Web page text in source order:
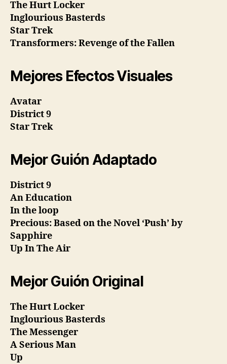
The Hurt Locker
Inglourious Basterds
Star Trek
Transformers: Revenge of the Fallen
Mejores Efectos Visuales
Avatar
District 9
Star Trek
Mejor Guión Adaptado
District 9
An Education
In the loop
Precious: Based on the Novel ‘Push’ by
Sapphire
Up In The Air
Mejor Guión Original
The Hurt Locker
Inglourious Basterds
The Messenger
A Serious Man
Up